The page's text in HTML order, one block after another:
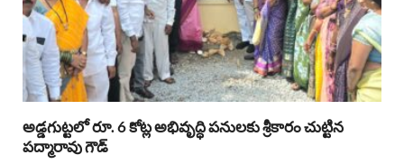
అడ్డగుట్టలో రూ. 6 కోట్ల అభివృద్ధి పనులకు శ్రీకారం చుట్టిన
పద్మారావు గౌడ్